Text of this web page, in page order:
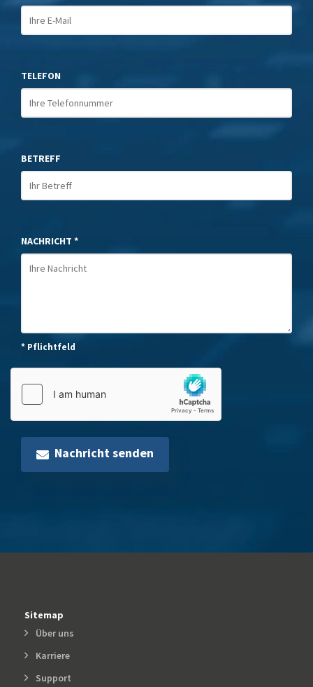
TELEFON
BETREFF
NACHRICHT *
* Pflichtfeld
Nachricht senden
Sitemap
Über uns
Karriere
Support